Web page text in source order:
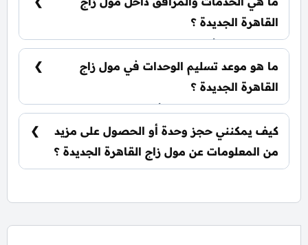
فوائد.
القاهرة الجديدة ؟
يشمل المول أنظمة ذكية، سلالم ومصاعد بانورامية،
أسرع مولدات كهربائية وإطفاء حرائق، جراجات
واسعة، وحراسات أمنية مشددة.
ما هو موعد تسليم الوحدات في مول زاج
القاهرة الجديدة ؟
يتم تسليم الوحدات خلال أربع سنوات من تاريخ
التعاقد.
كيف يمكنني حجز وحدة أو الحصول على مزيد
من المعلومات عن مول زاج القاهرة الجديدة ؟